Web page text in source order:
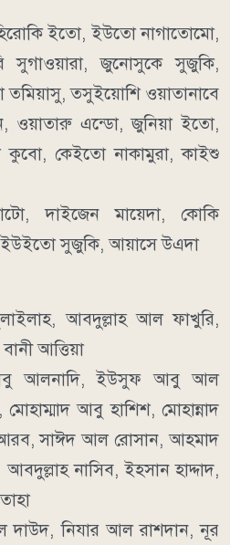
ইতো, ইউতো নাগাতোমো,
সুগাওয়ারা, জুনোসুকে সুজুকি,
তমিয়াসু, তসুইয়োশি ওয়াতানাবে
ওয়াতারু এন্ডো, জুনিয়া ইতো,
কুবো, কেইতো নাকামুরা, কাইশু
দাইজেন মায়েদা, কোকি
ইউইতো সুজুকি, আয়াসে উএদা
আবদুল্লাহ আল ফাখুরি,
আত্তিয়া
আবু আলনাদি, ইউসুফ আবু আল
আবু হাশিশ, মোহান্নাদ
সাঈদ আল রোসান, আহমাদ
নাসিব, ইহসান হাদ্দাদ,
দাউদ, নিযার আল রাশদান, নূর